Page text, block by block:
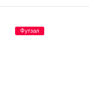
Футзал